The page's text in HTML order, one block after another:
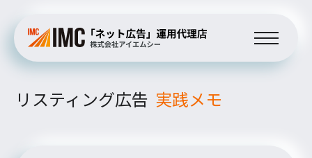
リスティング広告 実践メモ